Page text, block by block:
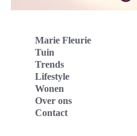
Marie Fleurie
Tuin
Trends
Lifestyle
Wonen
Over ons
Contact